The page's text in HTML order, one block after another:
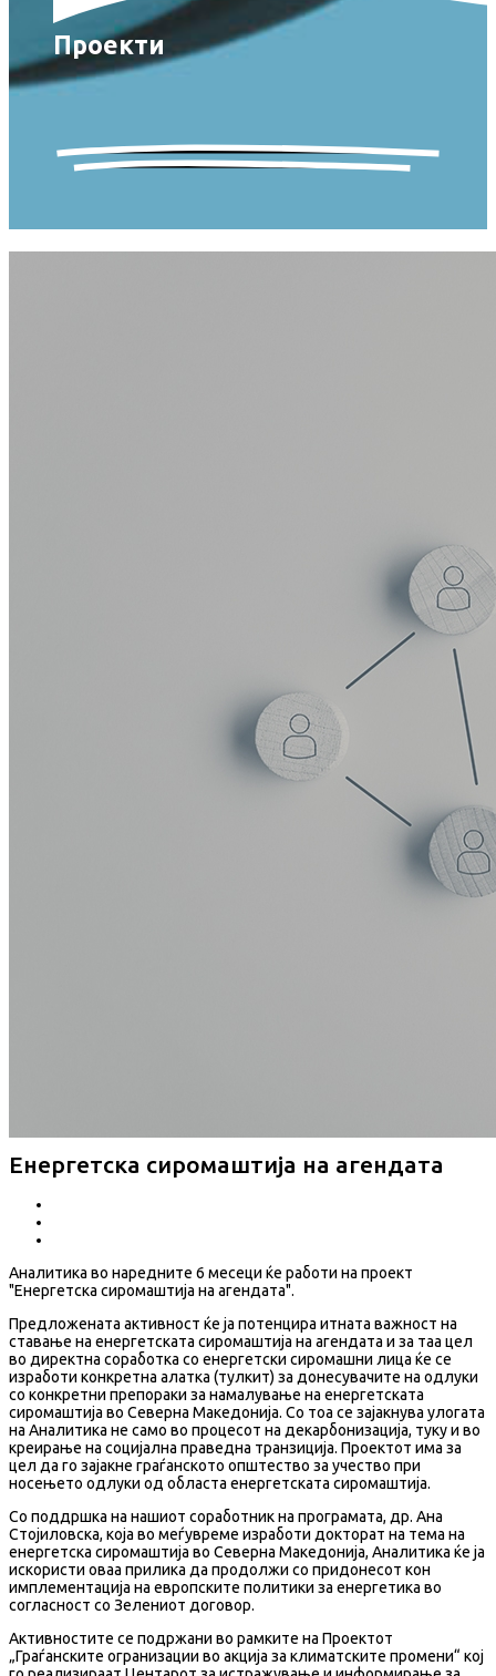
Проекти
Енергетска сиромаштија на агендата
Аналитика во наредните 6 месеци ќе работи на проект
"Енергетска сиромаштија на агендата".
Предложената активност ќе ја потенцира итната важност на
ставање на енергетската сиромаштија на агендата и за таа цел
во директна соработка со енергетски сиромашни лица ќе се
изработи конкретна алатка (тулкит) за донесувачите на одлуки
со конкретни препораки за намалување на енергетската
сиромаштија во Северна Македонија. Со тоа се зајакнува улогата
на Аналитика не само во процесот на декарбонизација, туку и во
креирање на социјална праведна транзиција. Проектот има за
цел да го зајакне граѓанското општество за учество при
носењето одлуки од областа енергетската сиромаштија.
Со поддршка на нашиот соработник на програмата, др. Ана
Стојиловска, која во меѓувреме изработи докторат на тема на
енергетска сиромаштија во Северна Македонија, Аналитика ќе ја
искористи оваа прилика да продолжи со придонесот кон
имплементација на европските политики за енергетика во
согласност со Зелениот договор.
Активностите се подржани во рамките на Проектот
„Граѓанските огранизации во акција за климатските промени“ кој